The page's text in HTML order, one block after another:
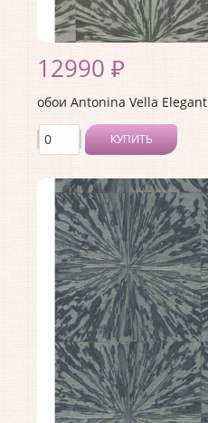
12990 ₽
обои Antonina Vella
КУПИТЬ
Производитель:Antonina Vella
Коллекция:Elegant Earth
Длина рулона:10.05
Ширина рулона:0.52
Материал покрытия:Без
Страна:США
Материал основы:Флизелин
Раппорт:<>